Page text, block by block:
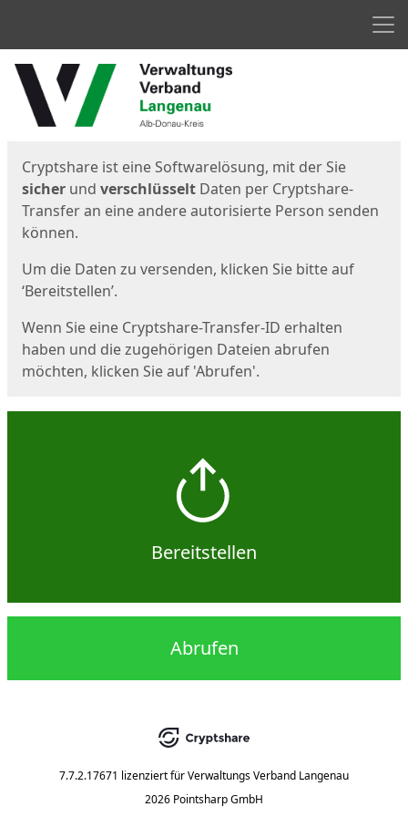
Start
Cryptshare ist eine Softwarelösung, mit der Sie
sicher und verschlüsselt Daten per Cryptshare-
Transfer an eine andere autorisierte Person senden
können.
Um die Daten zu versenden, klicken Sie bitte auf
‘Bereitstellen’.
Wenn Sie eine Cryptshare-Transfer-ID erhalten
haben und die zugehörigen Dateien abrufen
möchten, klicken Sie auf 'Abrufen'.
Bereitstellen
Abrufen
7.7.2.17671 lizenziert fürVerwaltungs Verband Langenau
2026 Pointsharp GmbH